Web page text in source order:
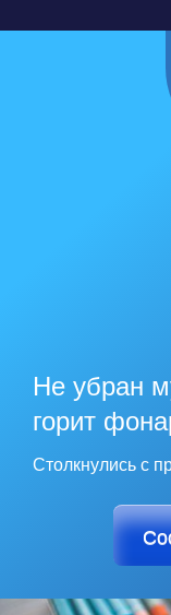
Не убран
горит
Столкнулись с